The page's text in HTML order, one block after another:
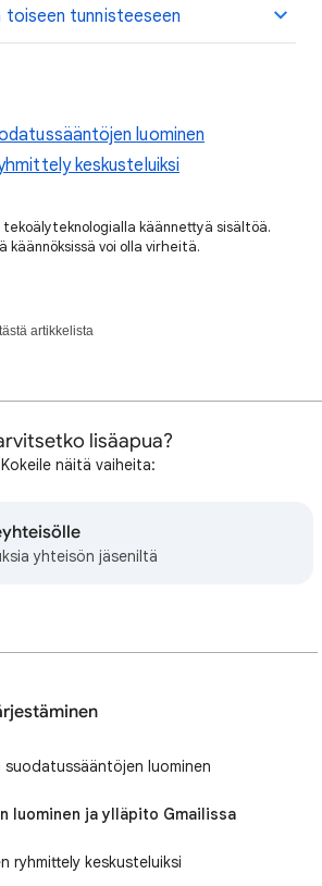
toiseen tunnisteeseen
luominen
keskusteluiksi
tekoälyteknologialla käännettyä sisältöä.
käännöksissä voi olla virheitä.
artikkelista
lisäapua?
Kokeile näitä vaiheita:
yhteisön jäseniltä
luominen
luominen ja ylläpito Gmailissa
ryhmittely keskusteluiksi